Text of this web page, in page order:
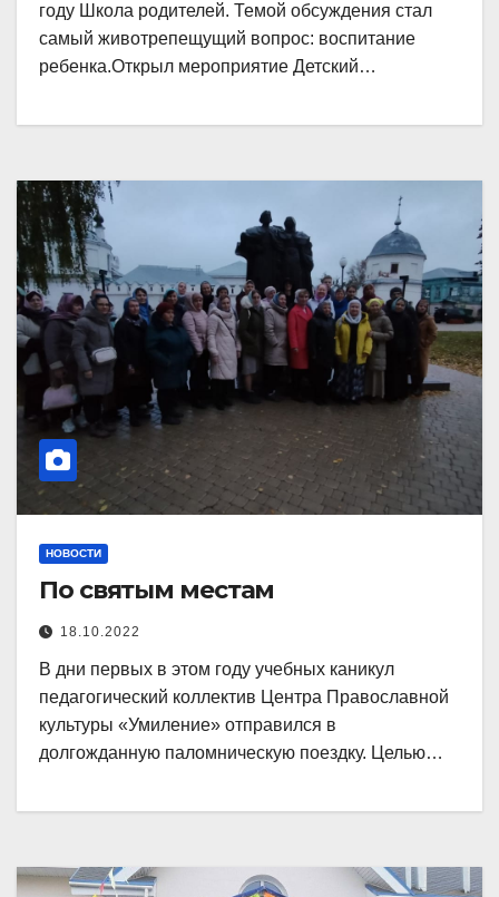
году Школа родителей. Темой обсуждения стал
самый животрепещущий вопрос: воспитание
ребенка.Открыл мероприятие Детский…
НОВОСТИ
По святым местам
18.10.2022
В дни первых в этом году учебных каникул
педагогический коллектив Центра Православной
культуры «Умиление» отправился в
долгожданную паломническую поездку. Целью…